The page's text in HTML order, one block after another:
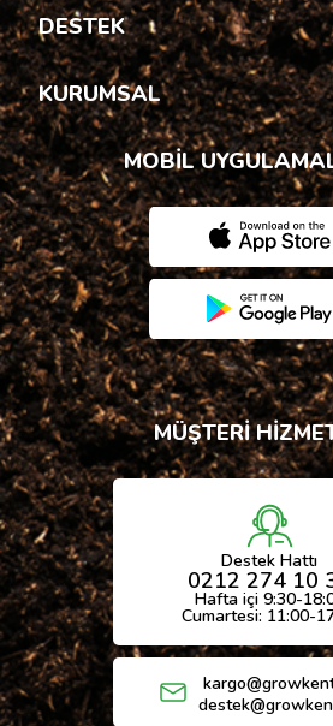
DESTEK
KURUMSAL
MOBİL
MÜŞTERİ
Destek Hattı
0212 274 10
Hafta içi 9:30-
Cumartesi: 11:00-